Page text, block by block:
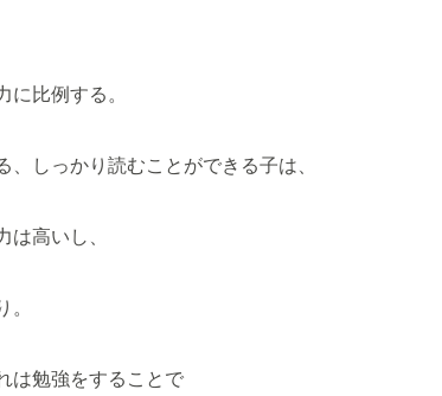
に比例する。
、しっかり読むことができる子は、
高いし、
は勉強をすることで